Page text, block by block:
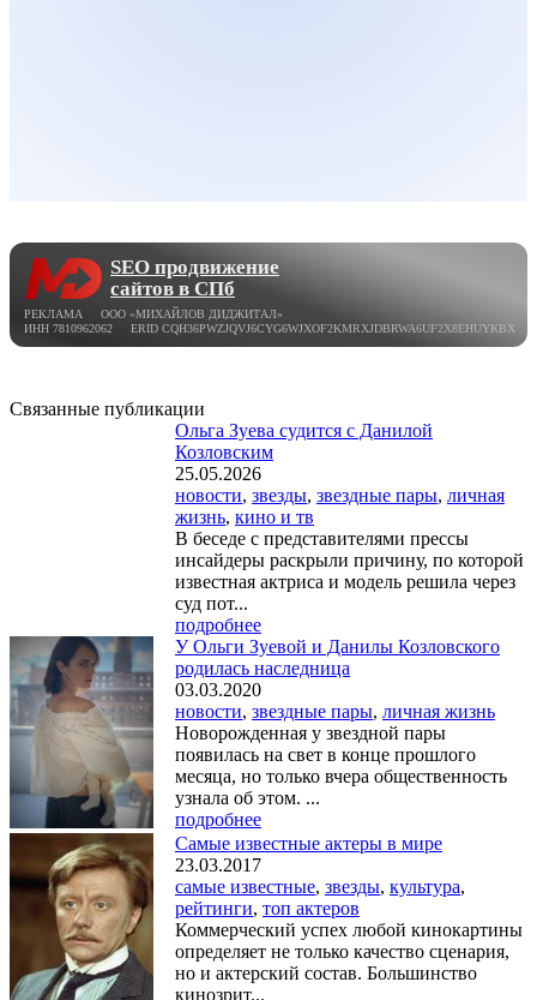
SEO продвижение
сайтов в СПб
РЕКЛАМА ООО «МИХАЙЛОВ ДИДЖИТАЛ»
ИНН 7810962062 ERID CQH36PWZJQVJ6CYG6WJXOF2KMRXJDBRWA6UF2X8EHUYKBX
Связанные публикации
Ольга Зуева судится с Данилой
Козловским
25.05.2026
новости, звезды, звездные пары, личная
жизнь, кино и тв
В беседе с представителями прессы
инсайдеры раскрыли причину, по которой
известная актриса и модель решила через
суд пот...
подробнее
У Ольги Зуевой и Данилы Козловского
родилась наследница
03.03.2020
новости, звездные пары, личная жизнь
Новорожденная у звездной пары
появилась на свет в конце прошлого
месяца, но только вчера общественность
узнала об этом. ...
подробнее
Самые известные актеры в мире
23.03.2017
самые известные, звезды, культура,
рейтинги, топ актеров
Коммерческий успех любой кинокартины
определяет не только качество сценария,
но и актерский состав. Большинство
кинозрит...